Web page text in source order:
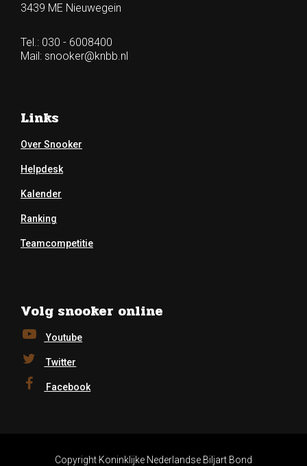
3439 ME Nieuwegein
Tel.: 030 - 6008400
Mail: snooker@knbb.nl
Links
Over Snooker
Helpdesk
Kalender
Ranking
Teamcompetitie
Volg snooker online
Youtube
Twitter
Facebook
Copyright Koninklijke Nederlandse Biljart Bond